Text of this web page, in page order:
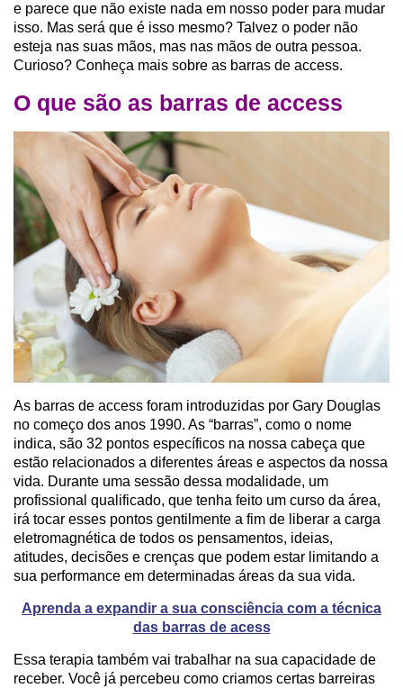
e parece que não existe nada em nosso poder para mudar
isso. Mas será que é isso mesmo? Talvez o poder não
esteja nas suas mãos, mas nas mãos de outra pessoa.
Curioso? Conheça mais sobre as barras de access.
O que são as barras de access
As barras de access foram introduzidas por Gary Douglas
no começo dos anos 1990. As “barras”, como o nome
indica, são 32 pontos específicos na nossa cabeça que
estão relacionados a diferentes áreas e aspectos da nossa
vida. Durante uma sessão dessa modalidade, um
profissional qualificado, que tenha feito um curso da área,
irá tocar esses pontos gentilmente a fim de liberar a carga
eletromagnética de todos os pensamentos, ideias,
atitudes, decisões e crenças que podem estar limitando a
sua performance em determinadas áreas da sua vida.
Aprenda a expandir a sua consciência com a técnica
das barras de acess
Essa terapia também vai trabalhar na sua capacidade de
receber. Você já percebeu como criamos certas barreiras